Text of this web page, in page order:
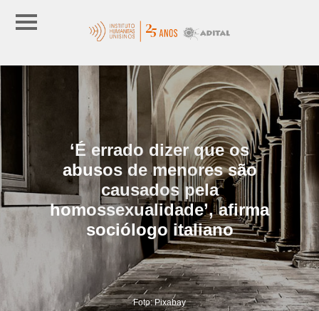
‘É errado dizer que os
abusos de menores são
causados pela
homossexualidade’, afirma
sociólogo italiano
Foto: Pixabay